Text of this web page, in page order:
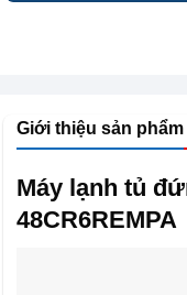
Giới thiệu sản phẩm
Máy lạnh tủ
48CR6REMPA